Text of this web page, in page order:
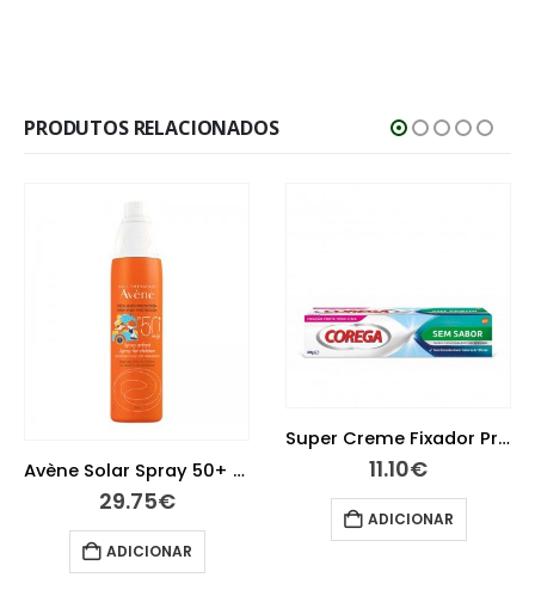
PRODUTOS RELACIONADOS
11.10€
Avene Couvrance Po Mosaico Bronzeado 9 G
25.95€
LER MAIS